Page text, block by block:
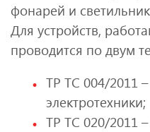
фонарей и
Для устройств,
проводится по двум
ТР ТС 004/2011
электротехники;
ТР ТС 020/2011